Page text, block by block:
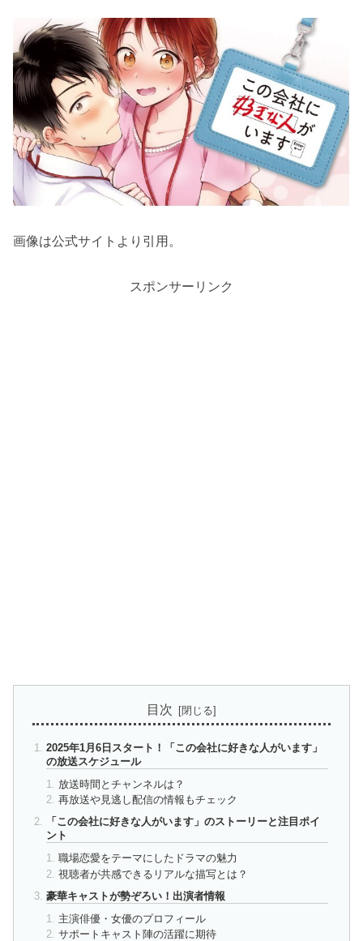
画像は公式サイトより引用。
スポンサーリンク
目次
2025年1月6日スタート！「この会社に好きな人がいます」
の放送スケジュール
放送時間とチャンネルは？
再放送や見逃し配信の情報もチェック
「この会社に好きな人がいます」のストーリーと注目ポイ
ント
職場恋愛をテーマにしたドラマの魅力
視聴者が共感できるリアルな描写とは？
豪華キャストが勢ぞろい！出演者情報
主演俳優・女優のプロフィール
サポートキャスト陣の活躍に期待